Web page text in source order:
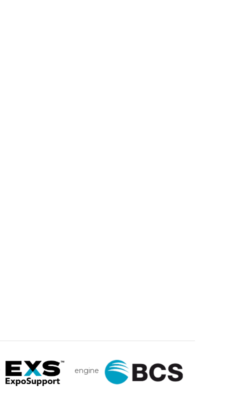
engine